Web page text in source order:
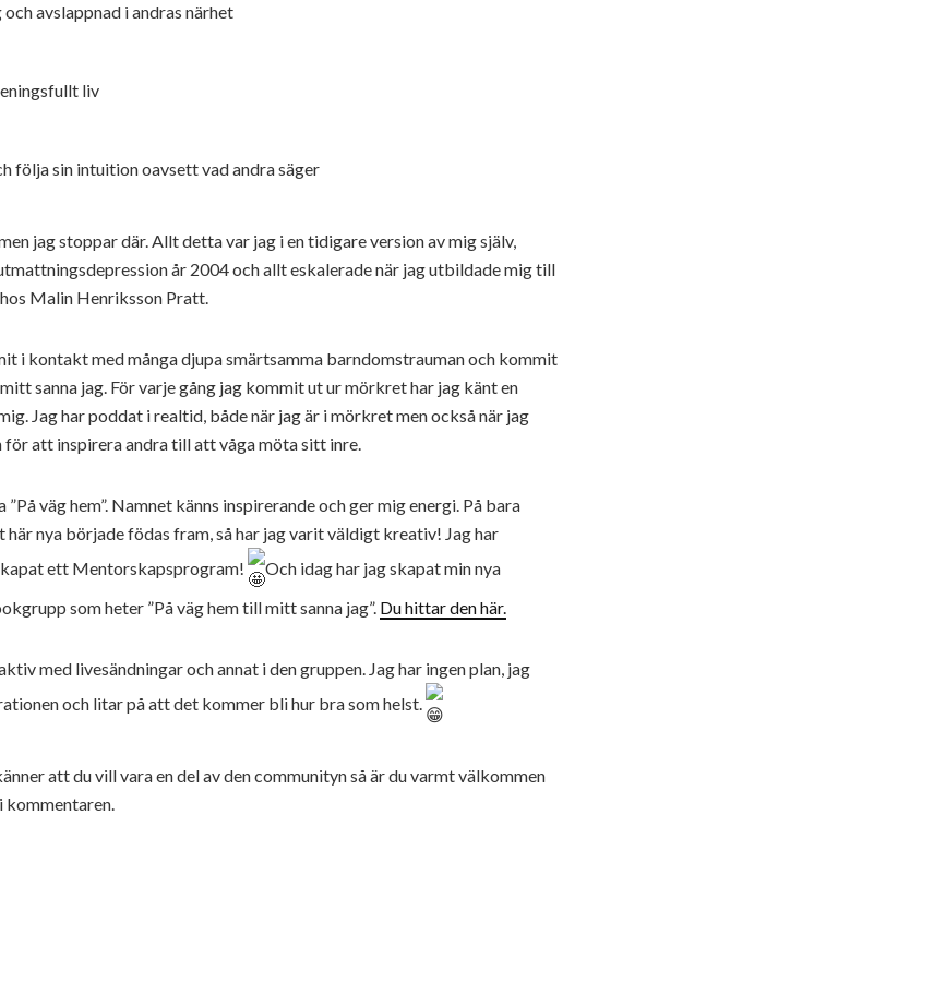
avslappnad i andras närhet
liv
följa sin intuition oavsett vad andra säger
jag stoppar där. Allt detta var jag i en tidigare version av mig själv,
år 2004 och allt eskalerade när jag utbildade mig till
Malin Henriksson Pratt.
i kontakt med många djupa smärtsamma barndomstrauman och kommit
sanna jag. För varje gång jag kommit ut ur mörkret har jag känt en
Jag har poddat i realtid, både när jag är i mörkret men också när jag
för att inspirera andra till att våga möta sitt inre.
väg hem”. Namnet känns inspirerande och ger mig energi. På bara
här nya började födas fram, så har jag varit väldigt kreativ! Jag har
ett Mentorskapsprogram!
Och idag har jag skapat min nya
som heter ”På väg hem till mitt sanna jag”. Du hittar den här.
med livesändningar och annat i den gruppen. Jag har ingen plan, jag
och litar på att det kommer bli hur bra som helst.
att du vill vara en del av den communityn så är du varmt välkommen
kommentaren.